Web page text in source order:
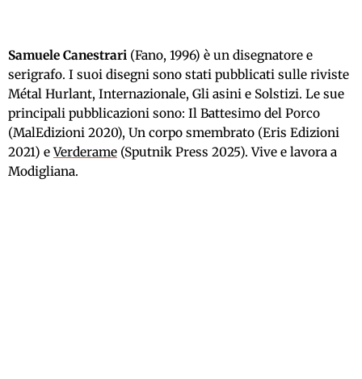
Samuele Canestrari (Fano, 1996) è un disegnatore e
serigrafo. I suoi disegni sono stati pubblicati sulle riviste
Métal Hurlant, Internazionale, Gli asini e Solstizi. Le sue
principali pubblicazioni sono: Il Battesimo del Porco
(MalEdizioni 2020), Un corpo smembrato (Eris Edizioni
2021) eVerderame (Sputnik Press 2025). Vive e lavora a
Modigliana.